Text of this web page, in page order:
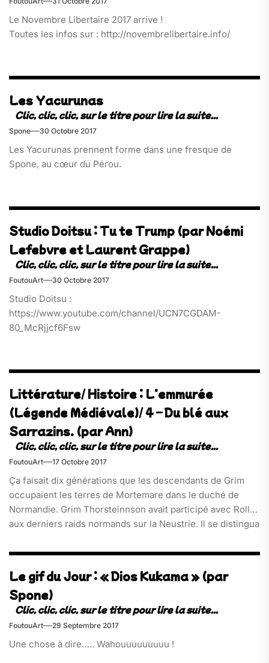
Le Novembre Libertaire 2017 arrive !
Toutes les infos sur : http://novembrelibertaire.info/
Les Yacurunas
Spone 30 Octobre 2017
Les Yacurunas prennent forme dans une fresque de
Spone, au cœur du Pérou.
Studio Doitsu : Tu te Trump (par Noémi
Lefebvre et Laurent Grappe)
FoutouArt 30 Octobre 2017
Studio Doitsu :
https://www.youtube.com/channel/UCN7CGDAM-
80_McRjjcf6Fsw
Littérature/ Histoire : L’emmurée
(Légende Médiévale)/ 4 – Du blé aux
Sarrazins. (par Ann)
FoutouArt 17 Octobre 2017
Ça faisait dix générations que les descendants de Grim
occupaient les terres de Mortemare dans le duché de
Normandie. Grim Thorsteinnson avait participé avec Rollo
aux derniers raids normands sur la Neustrie. Il se distingua
refusa de s’agenouiller devant […]
Le gif du Jour : « Dios Kukama » (par
Spone)
FoutouArt 29 Septembre 2017
Une chose à dire….. Wahouuuuuuuuu !